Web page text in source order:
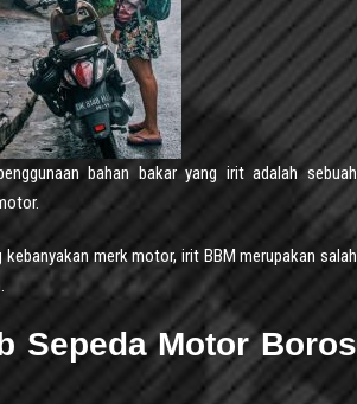
bahan bakar yang irit adalah sebuah
merk motor, irit BBM merupakan salah
Sepeda Motor Boros